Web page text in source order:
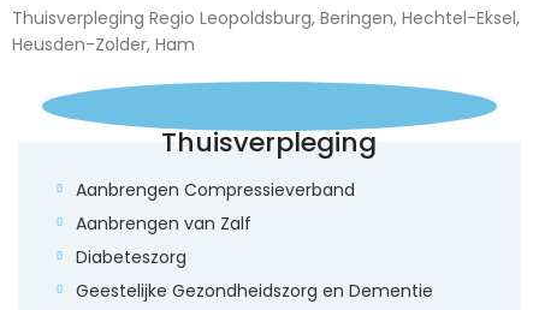
Thuisverpleging Regio Leopoldsburg, Beringen, Hechtel-Eksel,
Heusden-Zolder, Ham
Thuisverpleging
Aanbrengen Compressieverband
Aanbrengen van Zalf
Diabeteszorg
Geestelijke Gezondheidszorg en Dementie